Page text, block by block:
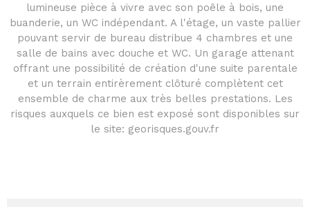
lumineuse pièce à vivre avec son poêle à bois, une
buanderie, un WC indépendant. A l'étage, un vaste pallier
pouvant servir de bureau distribue 4 chambres et une
salle de bains avec douche et WC. Un garage attenant
offrant une possibilité de création d'une suite parentale
et un terrain entirèrement clôturé complètent cet
ensemble de charme aux très belles prestations. Les
risques auxquels ce bien est exposé sont disponibles sur
le site: georisques.gouv.fr